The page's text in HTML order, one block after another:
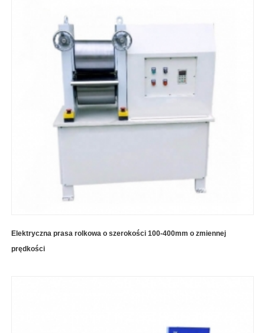
Elektryczna prasa rolkowa o szerokości 100-400mm o zmiennej
prędkości